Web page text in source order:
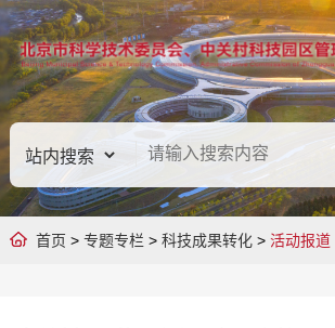
首页 > 专题专栏 > 科技成果转化> 活动报道